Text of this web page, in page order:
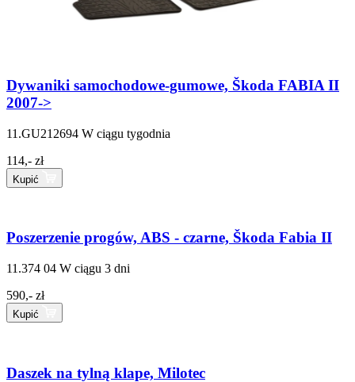
Dywaniki samochodowe-gumowe, Škoda FABIA II
2007->
11.GU212694 W ciągu tygodnia
114,- zł
Kupić
Poszerzenie progów, ABS - czarne, Škoda Fabia II
11.374 04 W ciągu 3 dni
590,- zł
Kupić
Daszek na tylną klape, Milotec